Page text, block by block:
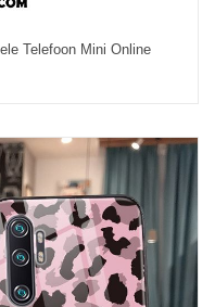
Telefoon Mini Online